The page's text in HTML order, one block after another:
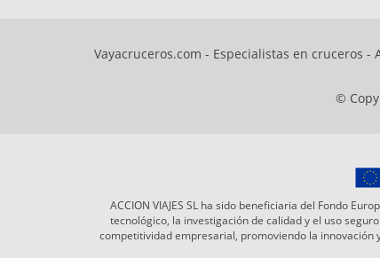
Vayacruceros.com - Especialistas en cruceros -
©
ACCION VIAJES SL ha sido beneficiaria del Fondo
tecnológico, la investigación de calidad y el uso
competitividad empresarial, promoviendo la innovación